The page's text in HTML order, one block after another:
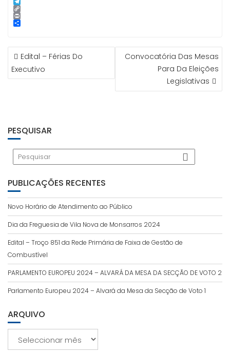
e
r
e
d
I
t
e
r
n
e
k
y
p
T
e
l
m
C
o
n
k
P
e
NAVEGAÇÃO
DE
ARTIGOS
Edital – Férias Do
Executivo
Convocatória Das Mesas
Para Da Eleições
Legislativas
PESQUISAR
PUBLICAÇÕES RECENTES
Novo Horário de Atendimento ao Público
Dia da Freguesia de Vila Nova de Monsarros 2024
Edital – Troço 851 da Rede Primária de Faixa de Gestão de
Combustível
PARLAMENTO EUROPEU 2024 – ALVARÁ DA MESA DA SECÇÃO DE VOTO 2
Parlamento Europeu 2024 – Alvará da Mesa da Secção de Voto 1
ARQUIVO